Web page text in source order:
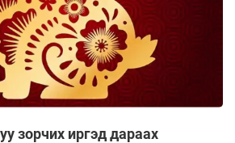
зорчих иргэд дараах